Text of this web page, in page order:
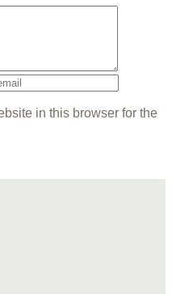
in this browser for the